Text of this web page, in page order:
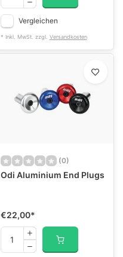
Vergleichen
* Inkl. MwSt. zzgl. Versandkosten
(0)
Odi Aluminium End Plugs
€22,00*